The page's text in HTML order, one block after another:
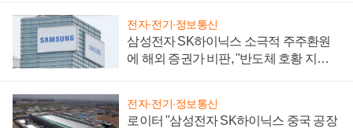
전자·전기·정보통신
삼성전자 SK하이닉스 소극적 주주환원
에 해외 증권가 비판, "반도체 호황 지속
전자·전기·정보통신
로이터 "삼성전자 SK하이닉스 중국 공장